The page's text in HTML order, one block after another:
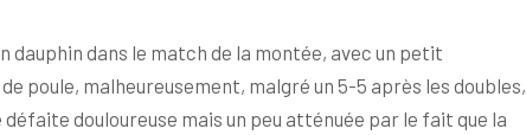
dauphin dans le match de la montée, avec un petit
poule, malheureusement, malgré un 5-5 après les doubles,
douloureuse mais un peu atténuée par le fait que la